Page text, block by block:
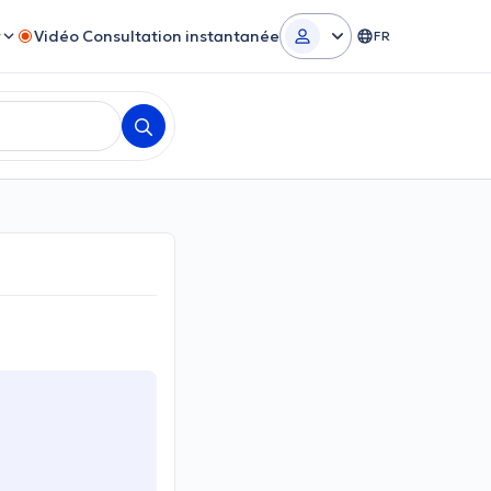
Vidéo Consultation instantanée FR